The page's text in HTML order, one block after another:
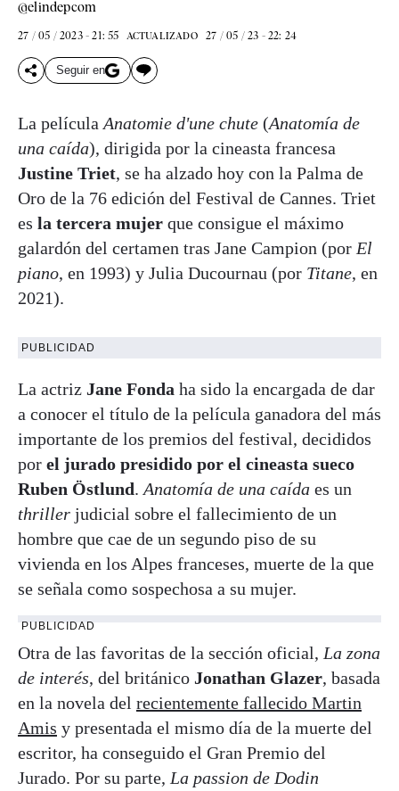
@elindepcom
27 / 05 / 2023 - 21: 55 ACTUALIZADO 27 / 05 / 23 - 22: 24
Seguir en
La película Anatomie d'une chute (Anatomía de
una caída), dirigida por la cineasta francesa
Justine Triet, se ha alzado hoy con la Palma de
Oro de la 76 edición del Festival de Cannes. Triet
es la tercera mujer que consigue el máximo
galardón del certamen tras Jane Campion (por El
piano, en 1993) y Julia Ducournau (por Titane, en
2021).
PUBLICIDAD
La actriz Jane Fonda ha sido la encargada de dar
a conocer el título de la película ganadora del más
importante de los premios del festival, decididos
por el jurado presidido por el cineasta sueco
Ruben Östlund. Anatomía de una caída es un
thriller judicial sobre el fallecimiento de un
hombre que cae de un segundo piso de su
vivienda en los Alpes franceses, muerte de la que
se señala como sospechosa a su mujer.
PUBLICIDAD
Otra de las favoritas de la sección oficial, La zona
de interés, del británico Jonathan Glazer, basada
en la novela del recientemente fallecido Martin
Amis y presentada el mismo día de la muerte del
escritor, ha conseguido el Gran Premio del
Jurado. Por su parte, La passion de Dodin